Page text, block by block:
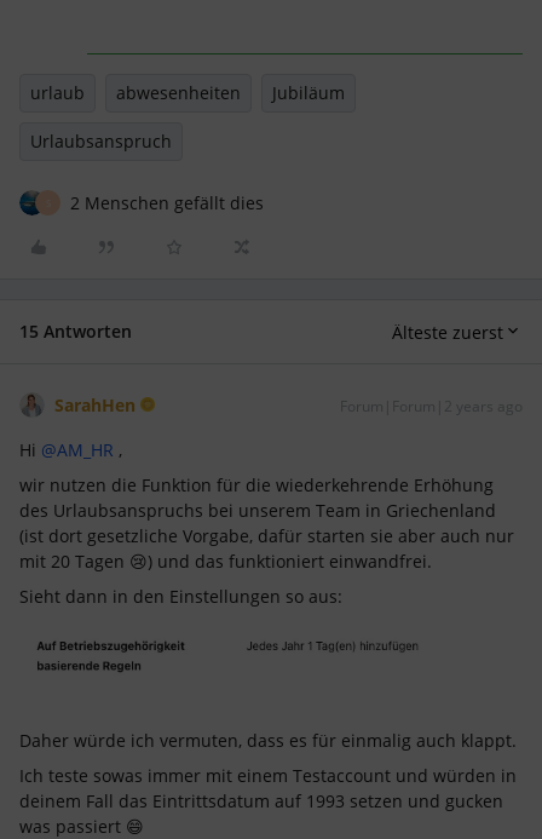
urlaub abwesenheiten Jubiläum
Urlaubsanspruch
2 Menschen gefällt dies
15 Antworten Älteste zuerst
SarahHen Forum|Forum|2 years ago
Hi @AM_HR ,
wir nutzen die Funktion für die wiederkehrende Erhöhung
des Urlaubsanspruchs bei unserem Team in Griechenland
(ist dort gesetzliche Vorgabe, dafür starten sie aber auch nur
mit 20 Tagen 😢) und das funktioniert einwandfrei.
Sieht dann in den Einstellungen so aus:
Daher würde ich vermuten, dass es für einmalig auch klappt.
Ich teste sowas immer mit einem Testaccount und würden in
deinem Fall das Eintrittsdatum auf 1993 setzen und gucken
was passiert 😄